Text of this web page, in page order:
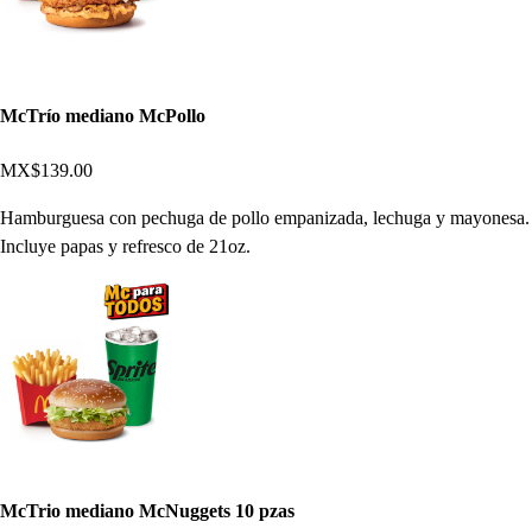
McTrío mediano McPollo
MX$139.00
Hamburguesa con pechuga de pollo empanizada, lechuga y mayonesa.
Incluye papas y refresco de 21oz.
McTrio mediano McNuggets 10 pzas